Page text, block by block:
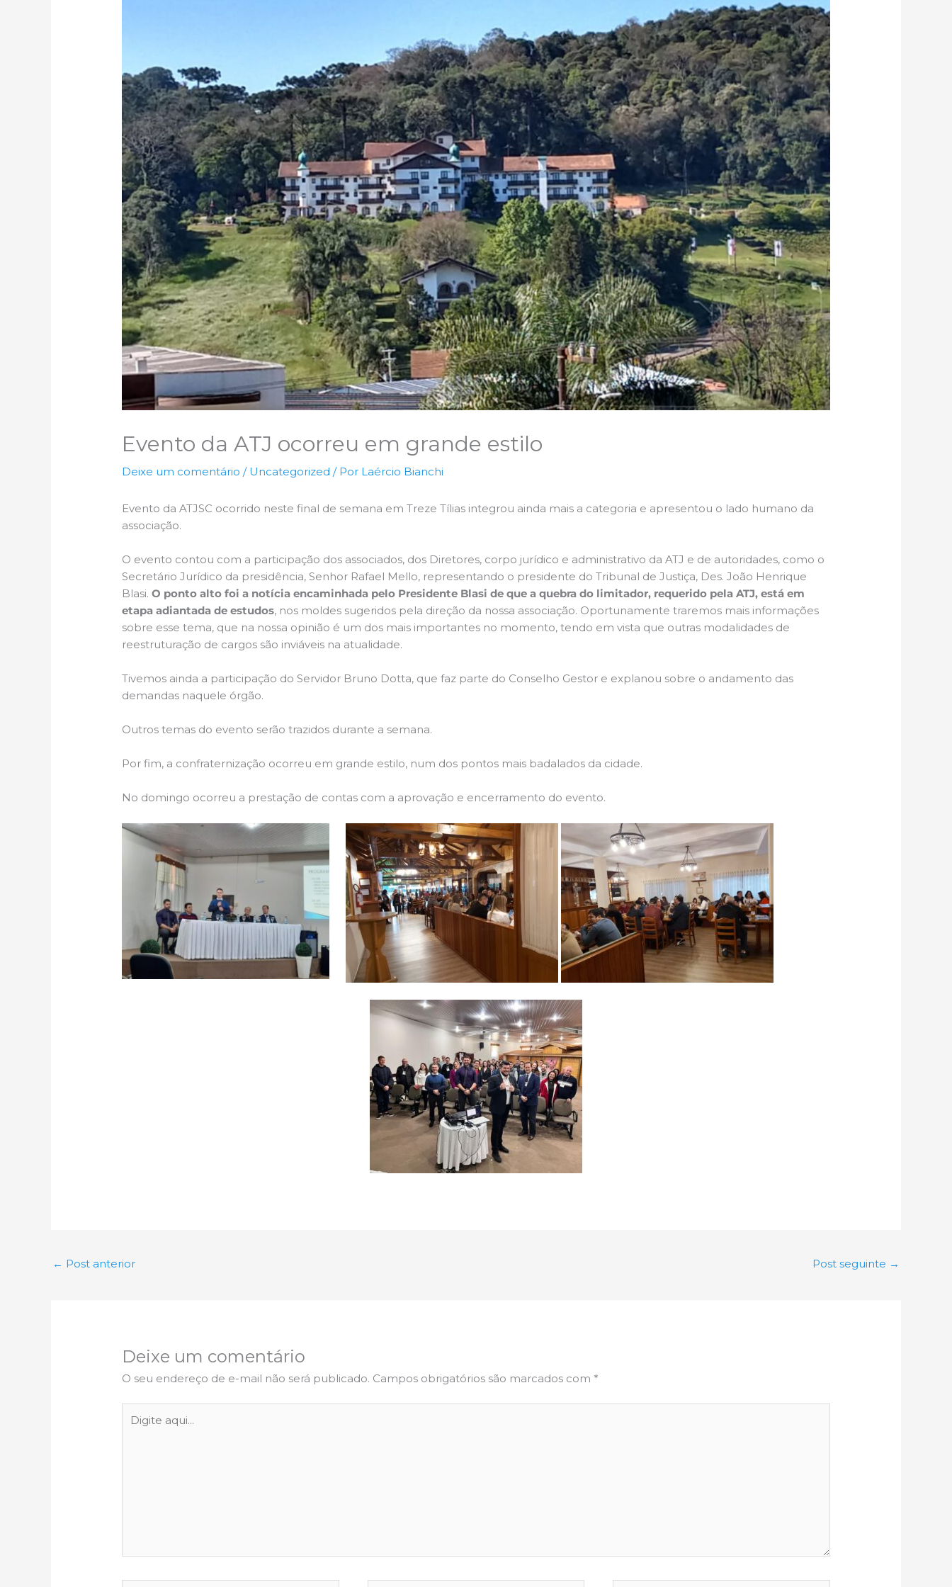
Evento da ATJ ocorreu em grande estilo
Deixe um comentário / Uncategorized / Por Laércio Bianchi
Evento da ATJSC ocorrido neste final de semana em Treze Tílias integrou ainda mais a categoria e apresentou o lado humano da
associação.
O evento contou com a participação dos associados, dos Diretores, corpo jurídico e administrativo da ATJ e de autoridades, como o
Secretário Jurídico da presidência, Senhor Rafael Mello, representando o presidente do Tribunal de Justiça, Des. João Henrique
Blasi.O ponto alto foi a notícia encaminhada pelo Presidente Blasi de que a quebra do limitador, requerido pela ATJ, está em
etapa adiantada de estudos, nos moldes sugeridos pela direção da nossa associação. Oportunamente traremos mais informações
sobre esse tema, que na nossa opinião é um dos mais importantes no momento, tendo em vista que outras modalidades de
reestruturação de cargos são inviáveis na atualidade.
Tivemos ainda a participação do Servidor Bruno Dotta, que faz parte do Conselho Gestor e explanou sobre o andamento das
demandas naquele órgão.
Outros temas do evento serão trazidos durante a semana.
Por fim, a confraternização ocorreu em grande estilo, num dos pontos mais badalados da cidade.
No domingo ocorreu a prestação de contas com a aprovação e encerramento do evento.
← Post anterior Post seguinte →
Deixe um comentário
O seu endereço de e-mail não será publicado. Campos obrigatórios são marcados com *
aqui...